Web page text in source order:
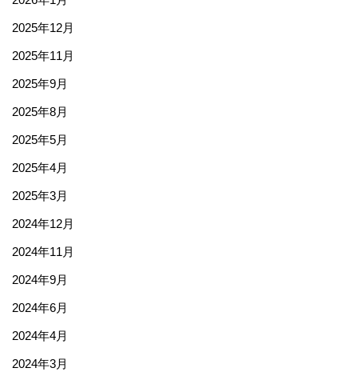
2025年12月
2025年11月
2025年9月
2025年8月
2025年5月
2025年4月
2025年3月
2024年12月
2024年11月
2024年9月
2024年6月
2024年4月
2024年3月